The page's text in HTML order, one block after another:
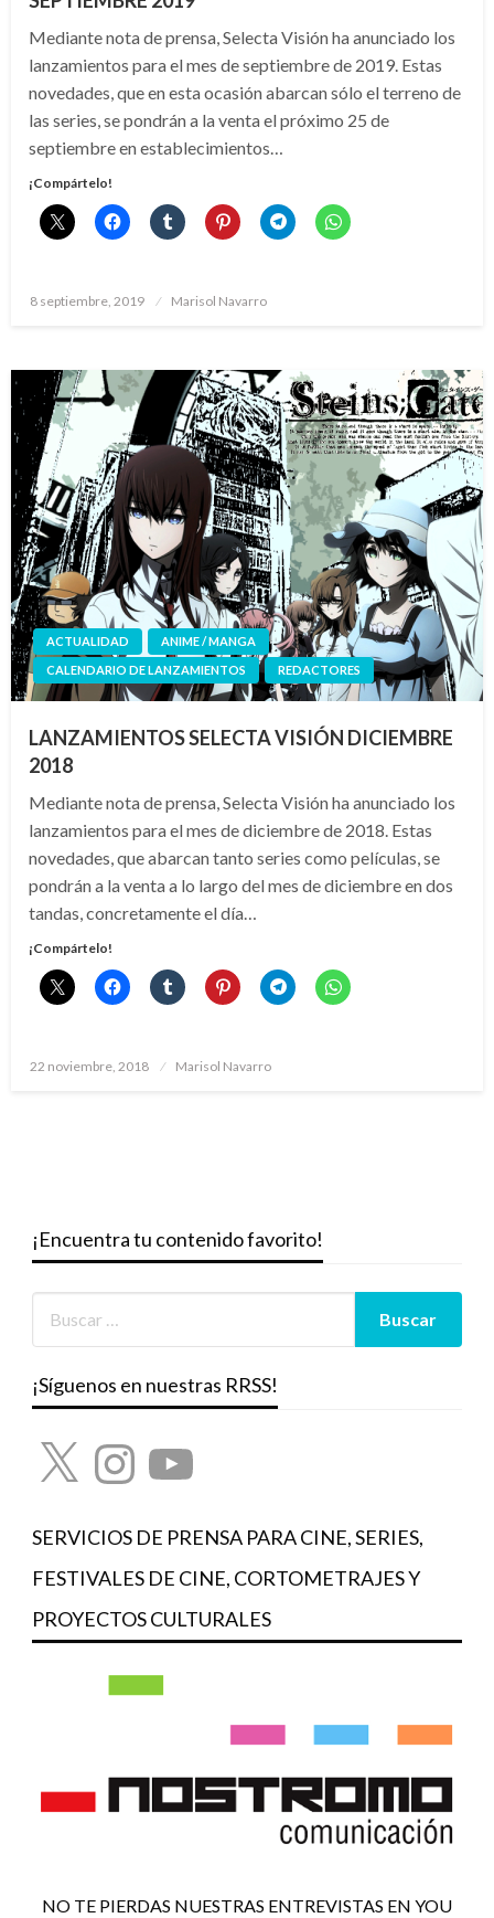
Mediante nota de prensa, Selecta Visión ha anunciado los
lanzamientos para el mes de septiembre de 2019. Estas
novedades, que en esta ocasión abarcan sólo el terreno de
las series, se pondrán a la venta el próximo 25 de
septiembre en establecimientos…
¡Compártelo!
Publicado
8 septiembre, 2019 Marisol Navarro
ACTUALIDAD
ANIME / MANGA
CALENDARIO DE LANZAMIENTOS
REDACTORES
LANZAMIENTOS SELECTA VISIÓN DICIEMBRE
2018
Mediante nota de prensa, Selecta Visión ha anunciado los
lanzamientos para el mes de diciembre de 2018. Estas
novedades, que abarcan tanto series como películas, se
pondrán a la venta a lo largo del mes de diciembre en dos
tandas, concretamente el día…
¡Compártelo!
Publicado
22 noviembre, 2018 Marisol Navarro
¡Encuentra tu contenido favorito!
¡Síguenos en nuestras RRSS!
X InstagramYouTube
SERVICIOS DE PRENSA PARA CINE, SERIES,
FESTIVALES DE CINE, CORTOMETRAJES Y
PROYECTOS CULTURALES
NO TE PIERDAS NUESTRAS ENTREVISTAS EN YOU